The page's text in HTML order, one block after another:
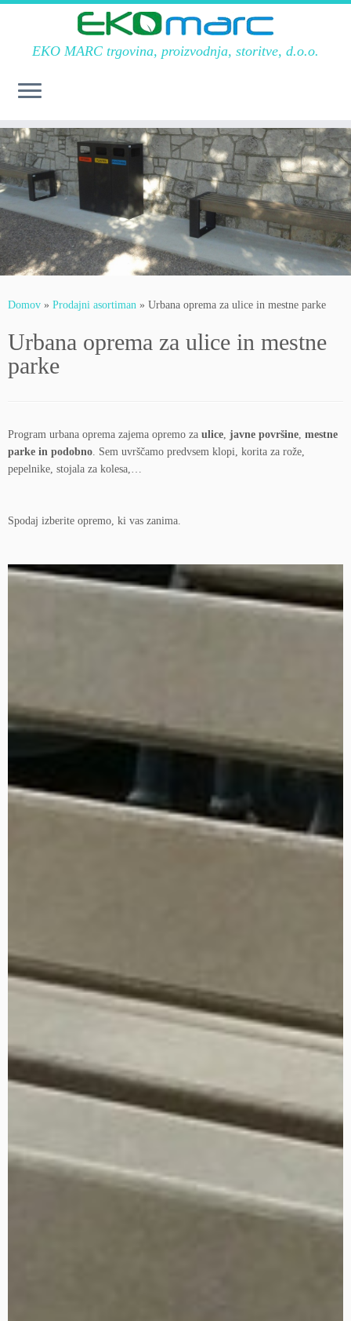
Skoči
na
vsebino
EKO MARC trgovina, proizvodnja, storitve, d.o.o.
Domov » Prodajni asortiman » Urbana oprema za ulice in mestne parke
Urbana oprema za ulice in mestne
parke
Program urbana oprema zajema opremo za ulice, javne površine, mestne
parke in podobno. Sem uvrščamo predvsem klopi, korita za rože,
pepelnike, stojala za kolesa,…
Spodaj izberite opremo, ki vas zanima.